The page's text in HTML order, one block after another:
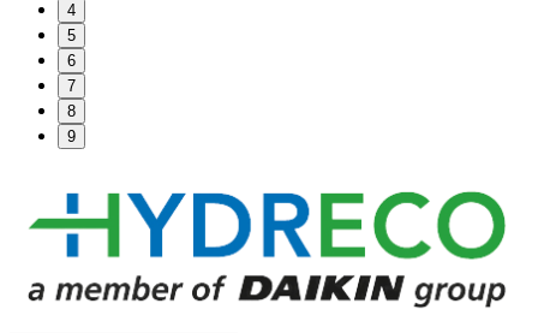
4
5
6
7
8
9